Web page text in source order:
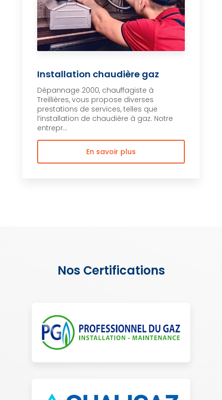
Installation chaudière gaz
Dépannage 2000, chauffagiste à
Treillières, vous propose diverses
prestations de services, telles que
l’installation de chaudière à gaz. Notre
entrepr...
En savoir plus
Nos Certifications